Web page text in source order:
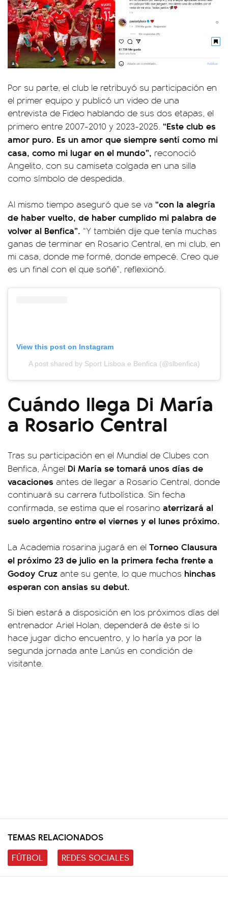
Por su parte, el club le retribuyó su participación en
el primer equipo y publicó un video de una
entrevista de Fideo hablando de sus dos etapas, el
primero entre 2007-2010 y 2023-2025. “Este club es
amor puro. Es un amor que siempre sentí como mi
casa, como mi lugar en el mundo”, reconoció
Angelito, con su camiseta colgada en una silla
como símbolo de despedida.
Al mismo tiempo aseguró que se va “con la alegría
de haber vuelto, de haber cumplido mi palabra de
volver al Benfica”. “Y también dije que tenía muchas
ganas de terminar en Rosario Central, en mi club, en
mi casa, donde me formé, donde empecé. Creo que
es un final con el que soñé”, reflexionó.
View this post on Instagram
A post shared by Sport Lisboa e Benfica (@slbenfica)
Cuándo llega Di María
a Rosario Central
Tras su participación en el Mundial de Clubes con
Benfica, Ángel Di María se tomará unos días de
vacaciones antes de llegar a Rosario Central, donde
continuará su carrera futbolística. Sin fecha
confirmada, se estima que el rosarino aterrizará al
suelo argentino entre el viernes y el lunes próximo.
La Academia rosarina jugará en el Torneo Clausura
el próximo 23 de julio en la primera fecha frente a
Godoy Cruz ante su gente, lo que muchos hinchas
esperan con ansias su debut.
Si bien estará a disposición en los próximos días del
entrenador Ariel Holan, dependerá de éste si lo
hace jugar dicho encuentro, y lo haría ya por la
segunda jornada ante Lanús en condición de
visitante.
TEMAS RELACIONADOS
FÚTBOL
REDES SOCIALES